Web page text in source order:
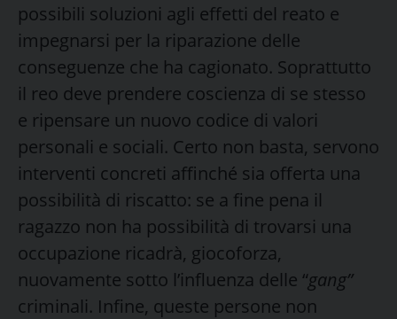
possibili soluzioni agli effetti del reato e
impegnarsi per la riparazione delle
conseguenze che ha cagionato. Soprattutto
il reo deve prendere coscienza di se stesso
e ripensare un nuovo codice di valori
personali e sociali. Certo non basta, servono
interventi concreti affinché sia offerta una
possibilità di riscatto: se a fine pena il
ragazzo non ha possibilità di trovarsi una
occupazione ricadrà, giocoforza,
nuovamente sotto l’influenza delle “gang”
criminali. Infine, queste persone non